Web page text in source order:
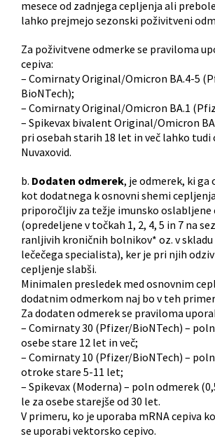
mesece od zadnjega cepljenja ali
lahko prejmejo sezonski poživitveni
Za poživitvene odmerke se praviloma
cepiva:
– Comirnaty Original/Omicron BA.4-5
BioNTech);
– Comirnaty Original/Omicron BA.1
– Spikevax bivalent Original/Omicron
pri osebah starih 18 let in več lahko tudi
Nuvaxovid.
b. Dodaten odmerek, je odmerek, ki ga
kot dodatnega k osnovni shemi
priporočljiv za težje imunsko oslabljene
(opredeljene v točkah 1, 2, 4, 5 in 7 na
ranljivih kroničnih bolnikov* oz. v skladu
lečečega specialista), ker je pri njih
cepljenje slabši.
Minimalen presledek med osnovnim
dodatnim odmerkom naj bo v teh
Za dodaten odmerek se praviloma
– Comirnaty 30 (Pfizer/BioNTech) –
osebe stare 12 let in več;
– Comirnaty 10 (Pfizer/BioNTech) –
otroke stare 5-11 let;
– Spikevax (Moderna) – poln odmerek
le za osebe starejše od 30 let.
V primeru, ko je uporaba mRNA cepiva
se uporabi vektorsko cepivo.